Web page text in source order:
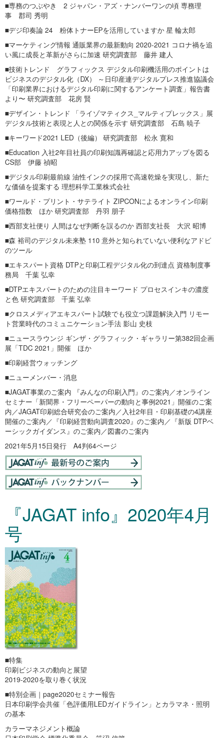
■専務のつぶやき 2 ジャパン・アズ・ナンバーワンの頃 専務理
事 郡司 秀明
■デジ印奏論 24 粉体トナーEPを活用していますか 星 輪太郎
■マーケティング情報 通販業界の最新動向 2020-2021 コロナ禍を追
い風に成長と革新がさらに加速 研究調査部 藤井 建人
■技術トレンド グラフィックス デジタル印刷機活用のポイントは
ビジネスのデジタル化（DX） ～日印産連デジタルプレス推進協議会
「印刷業界におけるデジタル印刷に関するアンケート調査」報告書
より〜 研究調査部 花房 賢
■デザイン・トレンド 「ライゾマティクス_マルティプレックス」展
デジタル技術と表現と人との関係を示す 研究調査部 石島 暁子
■キーワード2021 LED（後編） 研究調査部 松永 寛和
■Education 入社2年目社員の印刷知識再確認と応用力アップを図る
CS部 伊藤 禎昭
■デジタル印刷最前線 油性インクの採用で高速乾燥を実現し、新た
な価値を提案する 理想科学工業株式会社
■ワールド・プリント・サテライト ZIPCONによるオンライン印刷
価格指数 ほか 研究調査部 丹羽 朋子
■西部支社便り 人間はなぜ判断を誤るのか 西部支社長 大沢 昭博
■森 裕司のデジタル未来塾 110 意外と知られていない便利なアドビ
のツール
■エキスパート資格 DTPと印刷工程デジタル化の到達点 資格制度事
務局 千葉 弘幸
■DTPエキスパートのための注目キーワード プロセスインキの濃度
と色 研究調査部 千葉 弘幸
■クロスメディアエキスパート試験でも役立つ課題解決入門 リモー
ト営業時代のコミュニケーション手法 影山 史枝
■ニュースラウンジ ギンザ・グラフィック・ギャラリー第382回企画
展「TDC 2021」開催 ほか
■印刷経営ウォッチング
■ニューメンバー・消息
■JAGAT事業のご案内 『みんなの印刷入門』のご案内／オンライン
セミナー「新聞界・フリーペーパーの動向と事例2021」開催のご案
内／JAGAT印刷総合研究会のご案内／入社2年目・印刷基礎の4講座
開催のご案内／『印刷経営動向調査2020』のご案内／『新版 DTPベ
ーシックガイダンス』のご案内／図書のご案内
2021年5月15日発行 A4判64ページ
『JAGAT info』2020年4月
号
■特集
印刷ビジネスの動向と展望
2019-2020を取り巻く状況
■特別企画｜page2020セミナー報告
日本印刷学会共催「色評価用LEDガイドライン」とカラマネ・照明
の基本
カラーマネジメント概論